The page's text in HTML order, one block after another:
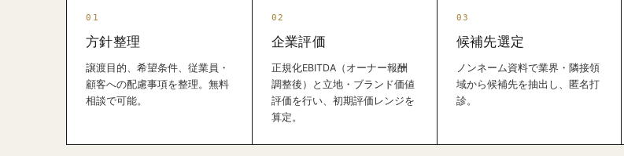
方針整理
譲渡目的、希望条件、従業員・
顧客への配慮事項を整理。無料
相談で可能。
企業評価
正規化EBITDA（オーナー報酬
調整後）と立地・ブランド価値
評価を行い、初期評価レンジを
算定。
候補先選定
ノンネーム資料で業界・隣接領
域から候補先を抽出し、匿名打
診。